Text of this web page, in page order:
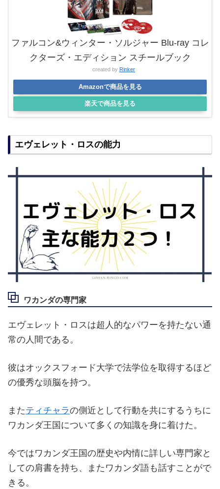
ファルコン&ウィンター・ソルジャー Blu-ray コレ
クターズ・エディション スチールブック
created by Rinker
Amazonで商品を見る
楽天で商品を見る
エヴェレット・ロスの能力
ワカンダの専門家
エヴェレット・ロスは超人的なパワーを持たない通
常の人間である。
彼はオックスフォード大学で法学位を取得するほど
の優秀な頭脳を持つ。
またティチャラの側近として行動を共にするうちに
ワカンダ王国について多くの知識を身に着けた。
今ではワカンダ王国の歴史や内情に詳しい専門家と
しての肩書を持ち、またワカンダ語も話すことがで
きる。